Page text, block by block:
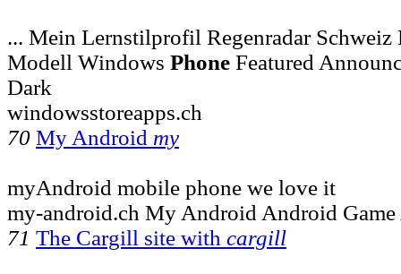
... Mein Lernstilprofil Regenradar Schweiz
Modell Windows Phone Featured
Dark
windowsstoreapps.ch
70 My Android my
myAndroid mobile phone we love it
my-android.ch My Android Android
71 The Cargill site with cargill